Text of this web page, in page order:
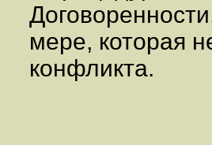
мере, которая
конфликта.